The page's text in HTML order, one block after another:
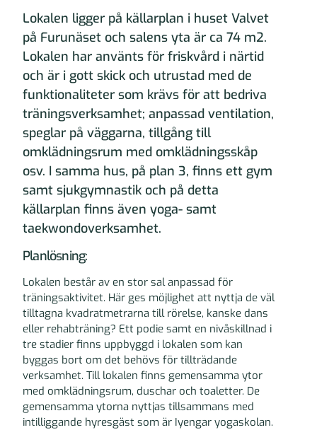
Lokalen ligger på källarplan i huset Valvet
på Furunäset och salens yta är ca 74 m2.
Lokalen har använts för friskvård i närtid
och är i gott skick och utrustad med de
funktionaliteter som krävs för att bedriva
träningsverksamhet; anpassad ventilation,
speglar på väggarna, tillgång till
omklädningsrum med omklädningsskåp
osv. I samma hus, på plan 3, finns ett gym
samt sjukgymnastik och på detta
källarplan finns även yoga- samt
taekwondoverksamhet.
Planlösning:
Lokalen består av en stor sal anpassad för
träningsaktivitet. Här ges möjlighet att nyttja de väl
tilltagna kvadratmetrarna till rörelse, kanske dans
eller rehabträning? Ett podie samt en nivåskillnad i
tre stadier finns uppbyggd i lokalen som kan
byggas bort om det behövs för tillträdande
verksamhet. Till lokalen finns gemensamma ytor
med omklädningsrum, duschar och toaletter. De
gemensamma ytorna nyttjas tillsammans med
intilliggande hyresgäst som är Iyengar yogaskolan.